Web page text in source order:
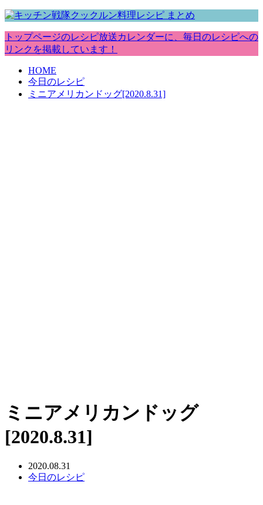
トップページのレシピ放送カレンダーに、毎日のレシピへの
リンクを掲載しています！
HOME
今日のレシピ
ミニアメリカンドッグ[2020.8.31]
ミニアメリカンドッグ
[2020.8.31]
2020.08.31
今日のレシピ